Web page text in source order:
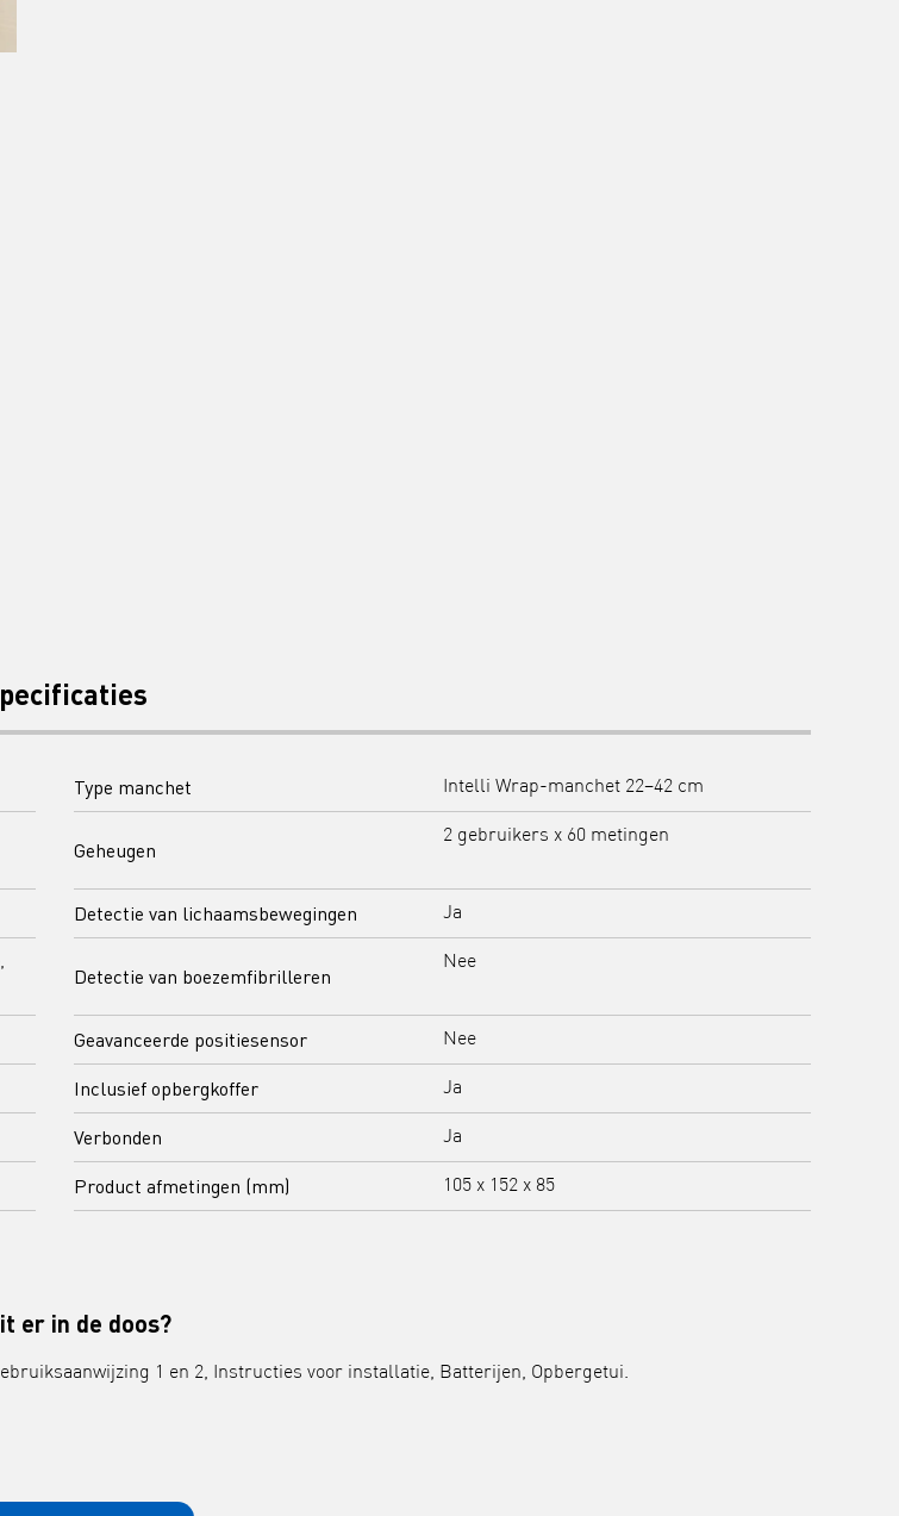
Type manchet Intelli Wrap-manchet 22–42 cm
Geheugen
2 gebruikers x 60 metingen
Detectie van lichaamsbewegingen Ja
Detectie van boezemfibrilleren
Nee
Geavanceerde positiesensor Nee
Inclusief opbergkoffer Ja
Verbonden Ja
Product afmetingen (mm) 105 x 152 x 85
er in de doos?
1 en 2, Instructies voor installatie, Batterijen, Opbergetui.